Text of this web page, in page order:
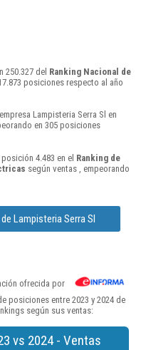
del Ranking Nacional de
posiciones respecto al año
Lampisteria Serra Sl en
en 305 posiciones
4.483 en el Ranking de
según ventas , empeorando
Lampisteria Serra Sl
ofrecida por
posiciones entre 2023 y 2024 de
según sus ventas:
vs 2024 - Ventas